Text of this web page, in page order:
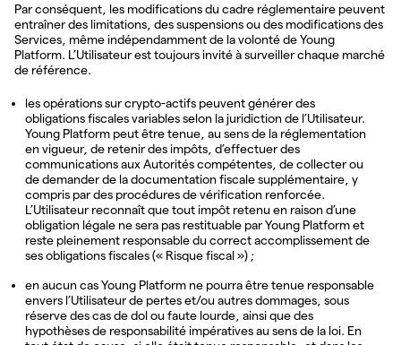
Par conséquent, les modifications du cadre réglementaire peuvent
entraîner des limitations, des suspensions ou des modifications des
Services, même indépendamment de la volonté de Young
Platform. L’Utilisateur est toujours invité à surveiller chaque marché
de référence.
les opérations sur crypto-actifs peuvent générer des
obligations fiscales variables selon la juridiction de l’Utilisateur.
Young Platform peut être tenue, au sens de la réglementation
en vigueur, de retenir des impôts, d’effectuer des
communications aux Autorités compétentes, de collecter ou
de demander de la documentation fiscale supplémentaire, y
compris par des procédures de vérification renforcée.
L’Utilisateur reconnaît que tout impôt retenu en raison d’une
obligation légale ne sera pas restituable par Young Platform et
reste pleinement responsable du correct accomplissement de
ses obligations fiscales (« Risque fiscal ») ;
en aucun cas Young Platform ne pourra être tenue responsable
envers l’Utilisateur de pertes et/ou autres dommages, sous
réserve des cas de dol ou faute lourde, ainsi que des
hypothèses de responsabilité impératives au sens de la loi. En